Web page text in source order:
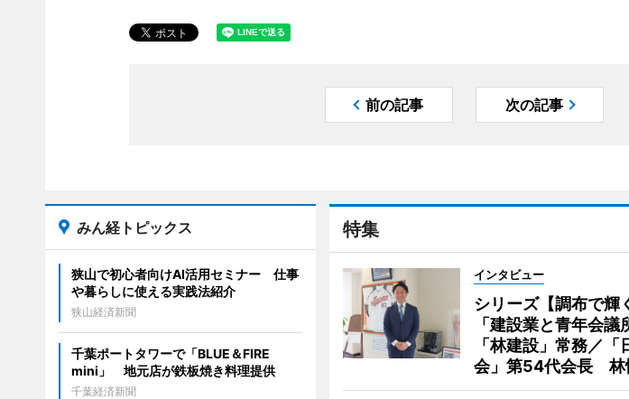
前の記事 次の記事
特集
インタビュー
シリーズ【調布で輝
「建設業と青年会議
「林建設」常務／
会」第54代会長 林
みん経トピックス
狭山で初心者向けAI活用セミナー 仕事
や暮らしに使える実践法紹介
狭山経済新聞
千葉ポートタワーで「BLUE＆FIRE
mini」 地元店が鉄板焼き料理提供
千葉経済新聞